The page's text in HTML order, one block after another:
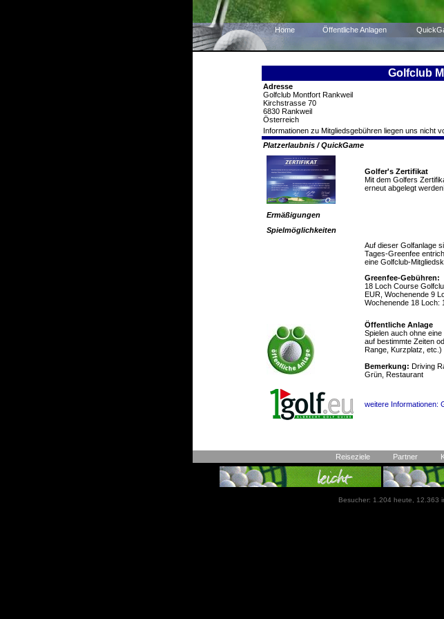
Home Öffentliche Anlagen
Golfclub
Adresse
Golfclub Montfort Rankweil
Kirchstrasse 70
6830 Rankweil
Österreich
Informationen zu Mitgliedsgebühren liegen uns nicht
Platzerlaubnis / QuickGame
Golfer's Zertifikat
Mit dem Golfers
erneut abgelegt werden!
Ermäßigungen
Spielmöglichkeiten
Auf dieser Golfanlage
Tages-Greenfee
eine Golfclub-
Greenfee-Gebühren:
18 Loch Course
EUR, Wochenende 9
Wochenende 18 Loch:
Öffentliche Anlage
Spielen auch ohne
auf bestimmte Zeiten
Range, Kurzplatz, etc.)
Bemerkung: Driving
Grün, Restaurant
weitere Informationen:
Reiseziele Partner
Besucher: 1.204 heute, 12.363